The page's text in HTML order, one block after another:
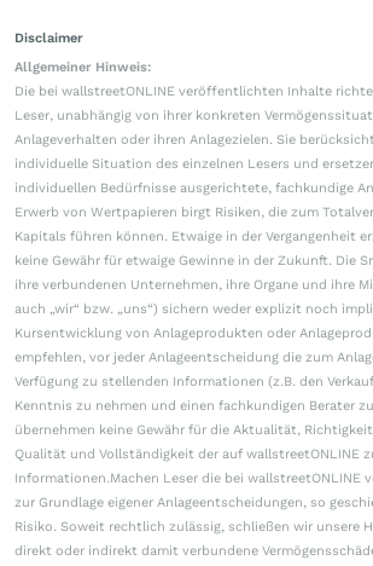
Disclaimer
Allgemeiner Hinweis:
Die bei wallstreetONLINE veröffentlichten Inhalte
Leser, unabhängig von ihrer konkreten
Anlageverhalten oder ihren Anlagezielen. Sie
individuelle Situation des einzelnen Lesers und
individuellen Bedürfnisse ausgerichtete, fachkundige
Erwerb von Wertpapieren birgt Risiken, die zum
Kapitals führen können. Etwaige in der Vergangenheit
keine Gewähr für etwaige Gewinne in der Zukunft. Die
ihre verbundenen Unternehmen, ihre Organe und ihre
auch „wir“ bzw. „uns“) sichern weder explizit noch
Kursentwicklung von Anlageprodukten oder
empfehlen, vor jeder Anlageentscheidung die zum
Verfügung zu stellenden Informationen (z.B. den
Kenntnis zu nehmen und einen fachkundigen Berater
übernehmen keine Gewähr für die Aktualität,
Qualität und Vollständigkeit der auf wallstreetONLINE
Informationen.Machen Leser die bei
zur Grundlage eigener Anlageentscheidungen, so
Risiko. Soweit rechtlich zulässig, schließen wir unsere
direkt oder indirekt damit verbundene